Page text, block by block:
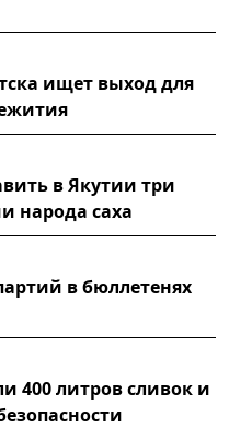
ищет выход для
в Якутии три
народа саха
в бюллетенях
400 литров сливок и